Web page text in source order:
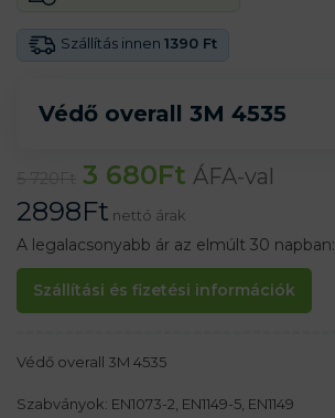
Védő overall 3M 4535
Szállítás innen 1390 Ft
3 680Ft ÁFA-val
2898Ft nettó árak
A legalacsonyabb ár az elmúlt 30 napban:
Szállítási és fizetési információk
Védő overall 3M 4535
Szabványok: EN1073-2, EN1149-5, EN1149